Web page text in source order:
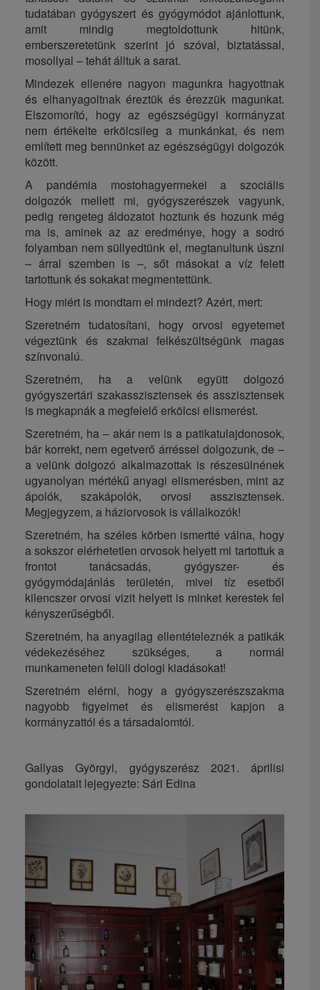
tudatában gyógyszert és gyógymódot ajánlottunk,
amit mindig megtoldottunk hitünk,
emberszeretetünk szerint jó szóval, biztatással,
mosollyal – tehát álltuk a sarat.
Mindezek ellenére nagyon magunkra hagyottnak
és elhanyagoltnak éreztük és érezzük magunkat.
Elszomorító, hogy az egészségügyi kormányzat
nem értékelte erkölcsileg a munkánkat, és nem
említett meg bennünket az egészségügyi dolgozók
között.
A pandémia mostohagyermekei a szociális
dolgozók mellett mi, gyógyszerészek vagyunk,
pedig rengeteg áldozatot hoztunk és hozunk még
ma is, aminek az az eredménye, hogy a sodró
folyamban nem süllyedtünk el, megtanultunk úszni
– árral szemben is –, sőt másokat a víz felett
tartottunk és sokakat megmentettünk.
Hogy miért is mondtam el mindezt? Azért, mert:
Szeretném tudatosítani, hogy orvosi egyetemet
végeztünk és szakmai felkészültségünk magas
színvonalú.
Szeretném, ha a velünk együtt dolgozó
gyógyszertári szakasszisztensek és asszisztensek
is megkapnák a megfelelő erkölcsi elismerést.
Szeretném, ha – akár nem is a patikatulajdonosok,
bár korrekt, nem egetverő árréssel dolgozunk, de –
a velünk dolgozó alkalmazottak is részesülnének
ugyanolyan mértékű anyagi elismerésben, mint az
ápolók, szakápolók, orvosi asszisztensek.
Megjegyzem, a háziorvosok is vállalkozók!
Szeretném, ha széles körben ismertté válna, hogy
a sokszor elérhetetlen orvosok helyett mi tartottuk a
frontot tanácsadás, gyógyszer- és
gyógymódajánlás területén, mivel tíz esetből
kilencszer orvosi vizit helyett is minket kerestek fel
kényszerűségből.
Szeretném, ha anyagilag ellentételeznék a patikák
védekezéséhez szükséges, a normál
munkameneten felüli dologi kiadásokat!
Szeretném elérni, hogy a gyógyszerészszakma
nagyobb figyelmet és elismerést kapjon a
kormányzattól és a társadalomtól.
Gallyas Györgyi, gyógyszerész 2021. áprilisi
gondolatait lejegyezte: Sári Edina